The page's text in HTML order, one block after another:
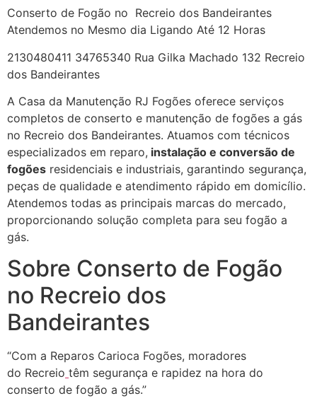
Conserto de Fogão no Recreio dos Bandeirantes
Atendemos no Mesmo dia Ligando Até 12 Horas
2130480411 34765340 Rua Gilka Machado 132 Recreio
dos Bandeirantes
A Casa da Manutenção RJ Fogões oferece serviços
completos de conserto e manutenção de fogões a gás
no Recreio dos Bandeirantes. Atuamos com técnicos
especializados em reparo, instalação e conversão de
fogões residenciais e industriais, garantindo segurança,
peças de qualidade e atendimento rápido em domicílio.
Atendemos todas as principais marcas do mercado,
proporcionando solução completa para seu fogão a
gás.
Sobre Conserto de Fogão
no Recreio dos
Bandeirantes
​“Com a Reparos Carioca Fogões, moradores
do Recreio têm segurança e rapidez na hora do
conserto de fogão a gás.”